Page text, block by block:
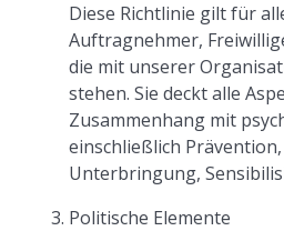
Diese Richtlinie gilt für
Auftragnehmer,
die mit unserer
stehen. Sie deckt alle
Zusammenhang mit
einschließlich
Unterbringung,
Politische Elemente